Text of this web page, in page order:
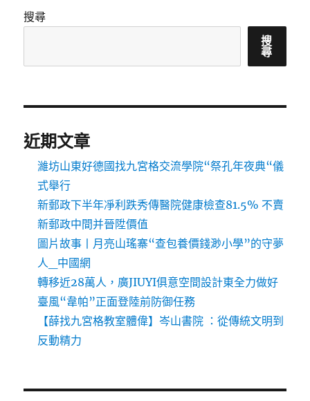
搜尋
搜
尋
近期文章
濰坊山東好德國找九宮格交流學院“祭孔年夜典“儀
式舉行
新郵政下半年凈利跌秀傳醫院健康檢查81.5% 不賣
新郵政中間并晉陞價值
圖片故事丨月亮山瑤寨“查包養價錢渺小學”的守夢
人_中國網
轉移近28萬人，廣JIUYI俱意空間設計東全力做好
臺風“韋帕”正面登陸前防御任務
【薛找九宮格教室體偉】岑山書院 ：從傳統文明到
反動精力